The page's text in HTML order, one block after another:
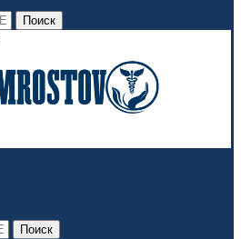
Поиск
Поиск